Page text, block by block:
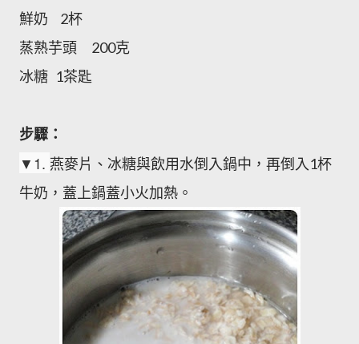
鮮奶 2杯
蒸熟芋頭 200克
冰糖 1茶匙
步驟：
▼1. 燕麥片、冰糖與飲用水倒入鍋中，再倒入1杯
牛奶，蓋上鍋蓋小火加熱。